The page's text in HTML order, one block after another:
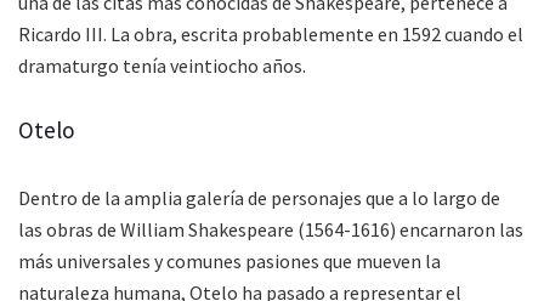
Ricardo III. La obra, escrita probablemente en 1592 cuando el
dramaturgo tenía veintiocho años.
Otelo
Dentro de la amplia galería de personajes que a lo largo de
las obras de William Shakespeare (1564-1616) encarnaron las
más universales y comunes pasiones que mueven la
naturaleza humana, Otelo ha pasado a representar el